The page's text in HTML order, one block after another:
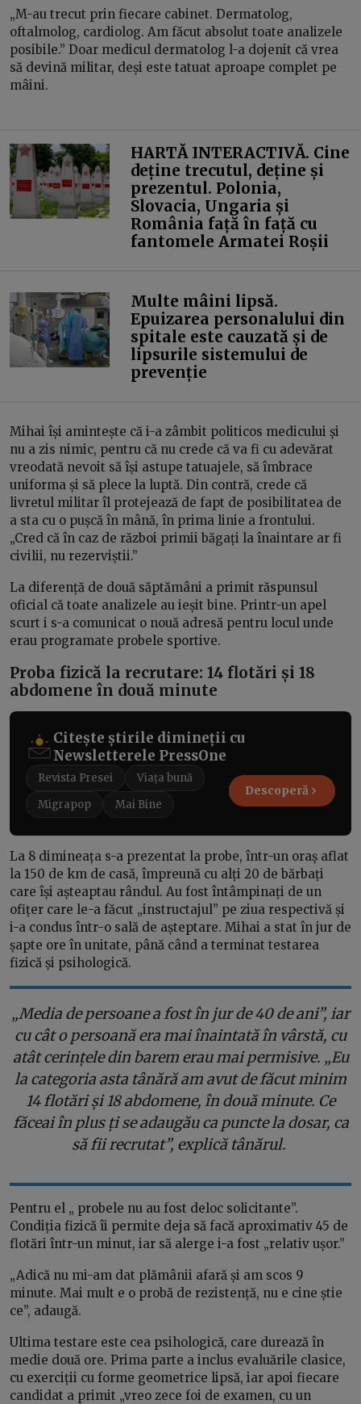
„M-au trecut prin fiecare cabinet. Dermatolog,
oftalmolog, cardiolog. Am făcut absolut toate analizele
posibile.” Doar medicul dermatolog l-a dojenit că vrea
să devină militar, deși este tatuat aproape complet pe
mâini.
HARTĂ INTERACTIVĂ. Cine
deține trecutul, deține și
prezentul. Polonia,
Slovacia, Ungaria și
România față în față cu
fantomele Armatei Roșii
Multe mâini lipsă.
Epuizarea personalului din
spitale este cauzată și de
lipsurile sistemului de
prevenție
Mihai își amintește că i-a zâmbit politicos medicului și
nu a zis nimic, pentru că nu crede că va fi cu adevărat
vreodată nevoit să își astupe tatuajele, să îmbrace
uniforma și să plece la luptă. Din contră, crede că
livretul militar îl protejează de fapt de posibilitatea de
a sta cu o pușcă în mână, în prima linie a frontului.
„Cred că în caz de război primii băgați la înaintare ar fi
civilii, nu rezerviștii.”
La diferență de două săptămâni a primit răspunsul
oficial că toate analizele au ieșit bine. Printr-un apel
scurt i s-a comunicat o nouă adresă pentru locul unde
erau programate probele sportive.
Proba fizică la recrutare: 14 flotări și 18
abdomene în două minute
Citește știrile dimineții cu
Newsletterele PressOne
Revista Presei
Viața bună
Migrapop
Mai Bine
Descoperă
La 8 dimineața s-a prezentat la probe, într-un oraș aflat
la 150 de km de casă, împreună cu alți 20 de bărbați
care își așteaptau rândul. Au fost întâmpinați de un
ofițer care le-a făcut „instructajul” pe ziua respectivă și
i-a condus într-o sală de așteptare. Mihai a stat în jur de
șapte ore în unitate, până când a terminat testarea
fizică și psihologică.
„Media de persoane a fost în jur de 40 de ani”, iar
cu cât o persoană era mai înaintată în vârstă, cu
atât cerințele din barem erau mai permisive. „Eu
la categoria asta tânără am avut de făcut minim
14 flotări și 18 abdomene, în două minute. Ce
făceai în plus ți se adaugău ca puncte la dosar, ca
să fii recrutat”, explică tânărul.
Pentru el „ probele nu au fost deloc solicitante”.
Condiția fizică îi permite deja să facă aproximativ 45 de
flotări într-un minut, iar să alerge i-a fost „relativ ușor.”
„Adică nu mi-am dat plămânii afară și am scos 9
minute. Mai mult e o probă de rezistență, nu e cine știe
ce”, adaugă.
Ultima testare este cea psihologică, care durează în
medie două ore. Prima parte a inclus evaluările clasice,
cu exerciții cu forme geometrice lipsă, iar apoi fiecare
candidat a primit „vreo zece foi de examen, cu un